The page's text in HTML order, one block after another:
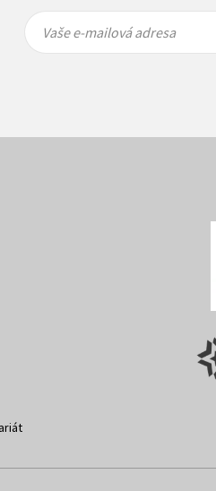
mailová
mailová
Vaše e-mailová adresa